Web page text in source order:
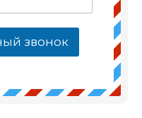
звонок